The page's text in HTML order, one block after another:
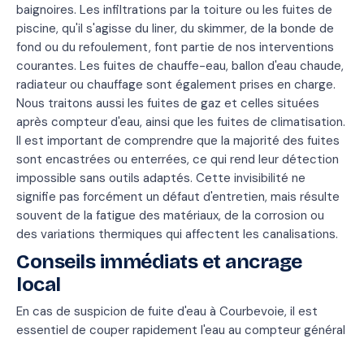
baignoires. Les infiltrations par la toiture ou les fuites de
piscine, qu'il s'agisse du liner, du skimmer, de la bonde de
fond ou du refoulement, font partie de nos interventions
courantes. Les fuites de chauffe-eau, ballon d'eau chaude,
radiateur ou chauffage sont également prises en charge.
Nous traitons aussi les fuites de gaz et celles situées
après compteur d'eau, ainsi que les fuites de climatisation.
Il est important de comprendre que la majorité des fuites
sont encastrées ou enterrées, ce qui rend leur détection
impossible sans outils adaptés. Cette invisibilité ne
signifie pas forcément un défaut d'entretien, mais résulte
souvent de la fatigue des matériaux, de la corrosion ou
des variations thermiques qui affectent les canalisations.
Conseils immédiats et ancrage
local
En cas de suspicion de fuite d'eau à Courbevoie, il est
essentiel de couper rapidement l'eau au compteur général